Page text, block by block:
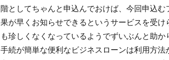
階としてちゃんと申込んでおけば、今回申込
果が早くお知らせできるというサービスを受
も珍しくなくなっているようでずいぶんと助か
手続が簡単な便利なビジネスローンは利用方